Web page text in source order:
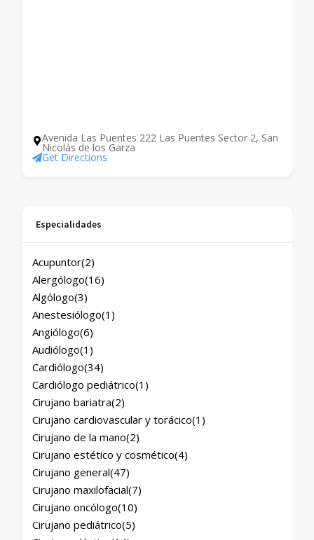
Avenida Las Puentes 222 Las Puentes Sector 2, San
Nicolás de los Garza
Get Directions
Especialidades
Acupuntor(2)
Alergólogo(16)
Algólogo(3)
Anestesiólogo(1)
Angiólogo(6)
Audiólogo(1)
Cardiólogo(34)
Cardiólogo pediátrico(1)
Cirujano bariatra(2)
Cirujano cardiovascular y torácico(1)
Cirujano de la mano(2)
Cirujano estético y cosmético(4)
Cirujano general(47)
Cirujano maxilofacial(7)
Cirujano oncólogo(10)
Cirujano pediátrico(5)